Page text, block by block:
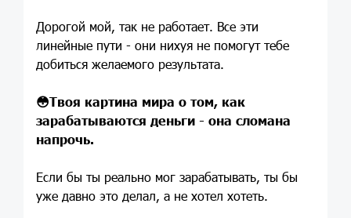
Дорогой мой, так не работает. Все эти
линейные пути - они нихуя не помогут тебе
добиться желаемого результата.
😳Твоя картина мира о том, как
зарабатываются деньги - она сломана
напрочь.
Если бы ты реально мог зарабатывать, ты бы
уже давно это делал, а не хотел хотеть.